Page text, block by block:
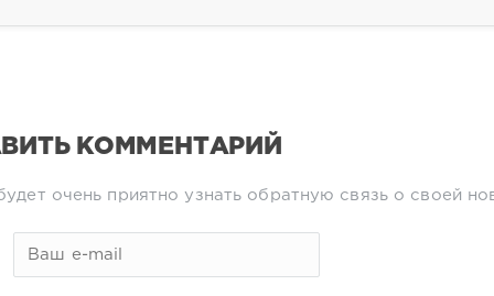
КОММЕНТАРИЙ
очень приятно узнать обратную связь о своей